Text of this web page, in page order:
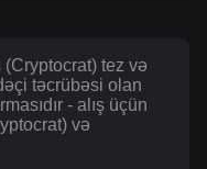
tez və
təcrübəsi olan
- alış üçün
və